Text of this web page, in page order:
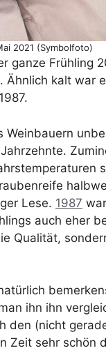
2021 (Symbolfoto)
ganze Frühling
kalt war
Lese. 1987
auch eher
Qualität,
ihn ihn
den (nicht
Zeit sehr schön